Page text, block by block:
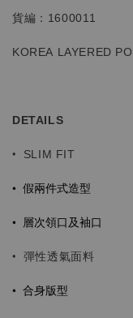
貨編：1600011
KOREA LAYERED
DETAILS
• SLIM FIT
• 假兩件式造型
• 層次領口及袖口
• 彈性透氣面料
• 合身版型